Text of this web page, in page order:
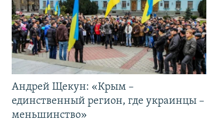
Андрей Щекун: «Крым –
единственный регион, где украинцы –
меньшинство»